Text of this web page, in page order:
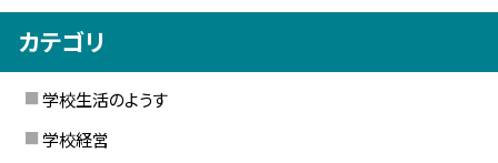
カテゴリ
学校生活のようす
学校経営